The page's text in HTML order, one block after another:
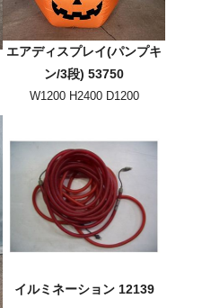
エアディスプレイ(パンプキ
ン/3段) 53750
W1200 H2400 D1200
イルミネーション 12139